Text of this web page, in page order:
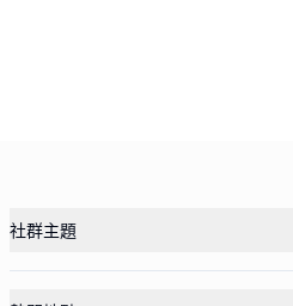
社群主題